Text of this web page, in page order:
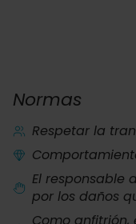
Normas
Respetar la
El responsable
por los daños